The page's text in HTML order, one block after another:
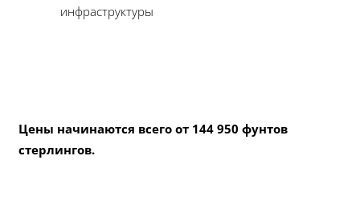
инфраструктуры
Цены начинаются всего от 144 950 фунтов
стерлингов.